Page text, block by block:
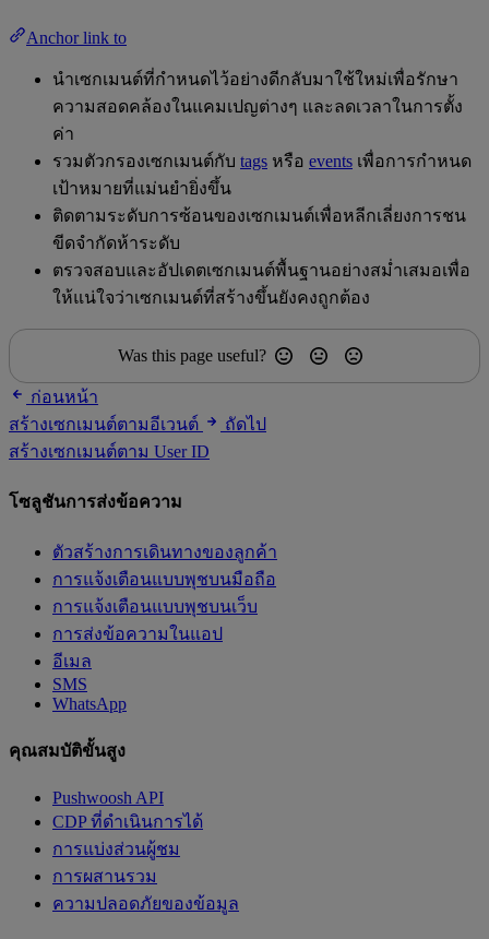
Anchor link to
นำเซกเมนต์ที่กำหนดไว้อย่างดีกลับมาใช้ใหม่เพื่อรักษา
ความสอดคล้องในแคมเปญต่างๆ และลดเวลาในการตั้ง
ค่า
รวมตัวกรองเซกเมนต์กับ tags หรือ events เพื่อการกำหนด
เป้าหมายที่แม่นยำยิ่งขึ้น
ติดตามระดับการซ้อนของเซกเมนต์เพื่อหลีกเลี่ยงการชน
ขีดจำกัดห้าระดับ
ตรวจสอบและอัปเดตเซกเมนต์พื้นฐานอย่างสม่ำเสมอเพื่อ
ให้แน่ใจว่าเซกเมนต์ที่สร้างขึ้นยังคงถูกต้อง
Was this page useful?
ก่อนหน้า
สร้างเซกเมนต์ตามอีเวนต์
ถัดไป
สร้างเซกเมนต์ตาม User ID
โซลูชันการส่งข้อความ
ตัวสร้างการเดินทางของลูกค้า
การแจ้งเตือนแบบพุชบนมือถือ
การแจ้งเตือนแบบพุชบนเว็บ
การส่งข้อความในแอป
อีเมล
SMS
WhatsApp
คุณสมบัติขั้นสูง
Pushwoosh API
CDP ที่ดำเนินการได้
การแบ่งส่วนผู้ชม
การผสานรวม
ความปลอดภัยของข้อมูล